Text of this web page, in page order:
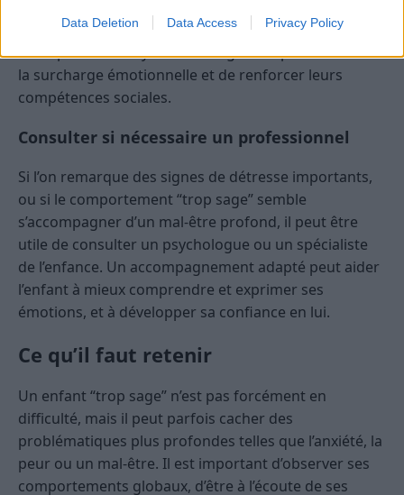
Data Deletion Data Access Privacy Policy
confiance, organiser des activités en petits groupes,
et respecter leur rythme d’intégration permet d’éviter
la surcharge émotionnelle et de renforcer leurs
compétences sociales.
Consulter si nécessaire un professionnel
Si l’on remarque des signes de détresse importants,
ou si le comportement “trop sage” semble
s’accompagner d’un mal-être profond, il peut être
utile de consulter un psychologue ou un spécialiste
de l’enfance. Un accompagnement adapté peut aider
l’enfant à mieux comprendre et exprimer ses
émotions, et à développer sa confiance en lui.
Ce qu’il faut retenir
Un enfant “trop sage” n’est pas forcément en
difficulté, mais il peut parfois cacher des
problématiques plus profondes telles que l’anxiété, la
peur ou un mal-être. Il est important d’observer ses
comportements globaux, d’être à l’écoute de ses